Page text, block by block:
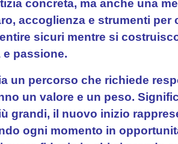
concreta, ma anche una
accoglienza e strumenti per
sicuri mentre si
passione.
un percorso che richiede
un valore e un peso.
grandi, il nuovo inizio
ogni momento in